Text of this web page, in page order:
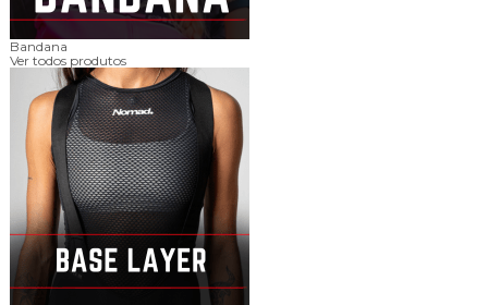
Bandana
Ver todos produtos